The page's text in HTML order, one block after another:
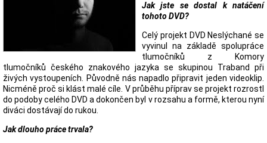
Jak jste se dostal k natáčení
tohoto DVD?
Celý projekt DVD Neslýchané se
vyvinul na základě spolupráce
tlumočníků z Komory
tlumočníků českého znakového jazyka se skupinou Traband při
živých vystoupeních. Původně nás napadlo připravit jeden videoklip.
Nicméně proč si klást malé cíle. V průběhu příprav se projekt rozrostl
do podoby celého DVD a dokončen byl v rozsahu a formě, kterou nyní
diváci dostávají do rukou.
Jak dlouho práce trvala?